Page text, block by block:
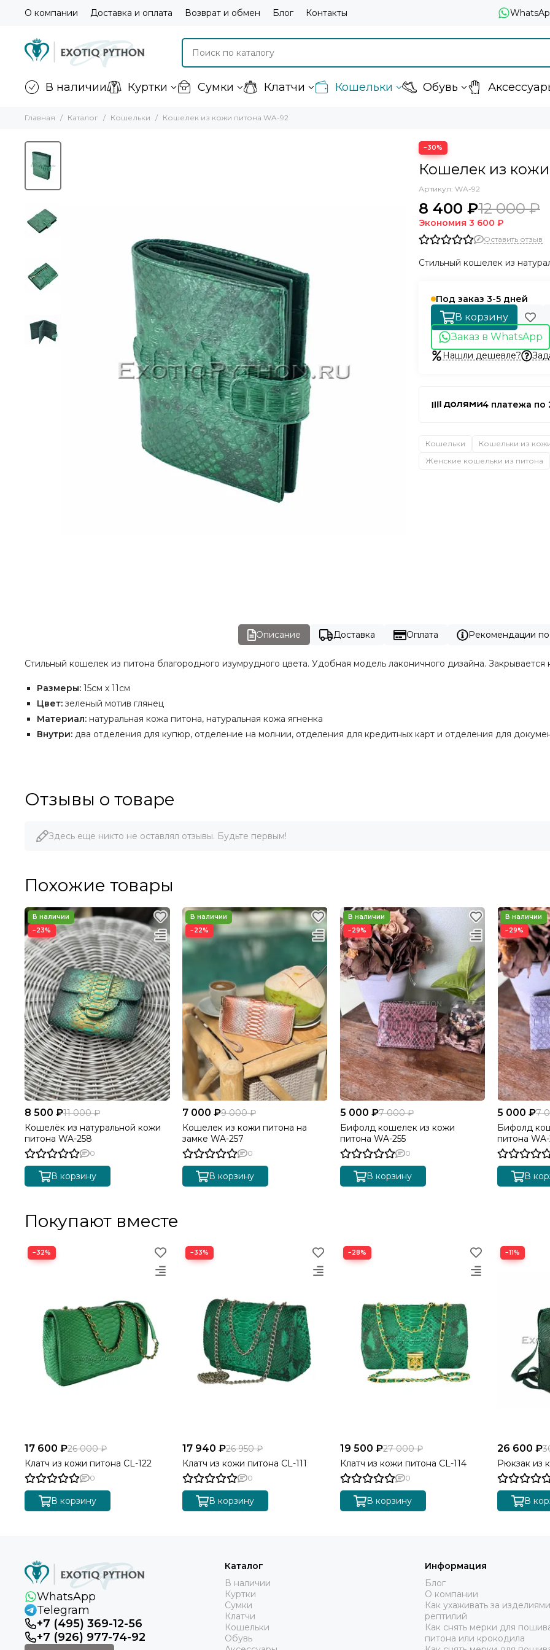
О компании Доставка и оплата Возврат и обмен Блог Контакты
В наличии Куртки Сумки Клатчи Кошельки Обувь
Главная Каталог Кошельки Кошелек из кожи питона WA-92
−30%
Кошелек из
Артикул: WA-92
8 400 ₽12 000 ₽
Экономия 3 600 ₽
Оставить отзыв
Стильный кошелек из
Под заказ 3-5 дней
В корзину
Заказ в WhatsApp
Нашли дешевле?
4 платежа по
Кошельки Кошельки из
Женские кошельки из питона
Описание Доставка Оплата Рекомендации по
Стильный кошелек из питона благородного изумрудного цвета. Удобная модель лаконичного дизайна. Закрывается
Размеры: 15см х 11см
Цвет: зеленый мотив глянец
Материал: натуральная кожа питона, натуральная кожа ягненка
Внутри: два отделения для купюр, отделение на молнии, отделения для кредитных карт и отделения для
Отзывы о товаре
Здесь еще никто не оставлял отзывы. Будьте первым!
Похожие товары
−23%
8 500 ₽11 000 ₽
Кошелёк из натуральной кожи
питона WA-258
0
В корзину
−22%
7 000 ₽9 000 ₽
Кошелек из кожи питона на
замке WA-257
0
В корзину
−29%
5 000 ₽7 000 ₽
Бифолд кошелек из кожи
питона WA-255
0
В корзину
−29%
5 000 ₽7
Бифолд
питона WA-
В
Покупают вместе
−32%
17 600 ₽26 000 ₽
Клатч из кожи питона CL-122
0
В корзину
−33%
17 940 ₽26 950 ₽
Клатч из кожи питона CL-111
0
В корзину
−28%
19 500 ₽27 000 ₽
Клатч из кожи питона CL-114
0
В корзину
−11%
26 600 ₽
Рюкзак из
В
WhatsApp
Telegram
+7 (495) 369-12-56
+7 (926) 977-74-92
Каталог
В наличии
Куртки
Сумки
Клатчи
Кошельки
Обувь
Информация
Блог
О компании
Как ухаживать за
рептилий
Как снять мерки для
питона или крокодила